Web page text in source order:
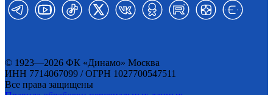
© 1923—2026 ФК «Динамо» Москва
ИНН 7714067099 / ОГРН 1027700547511
Все права защищены